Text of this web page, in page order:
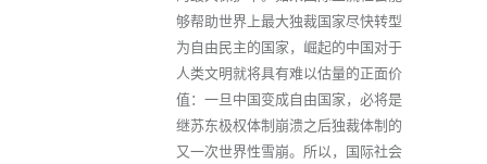
够帮助世界上最大独裁国家尽快转型
为自由民主的国家，崛起的中国对于
人类文明就将具有难以估量的正面价
值：一旦中国变成自由国家，必将是
继苏东极权体制崩溃之后独裁体制的
又一次世界性雪崩。所以，国际社会